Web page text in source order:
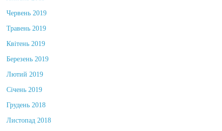
Червень 2019
Травень 2019
Квітень 2019
Березень 2019
Лютий 2019
Січень 2019
Грудень 2018
Листопад 2018